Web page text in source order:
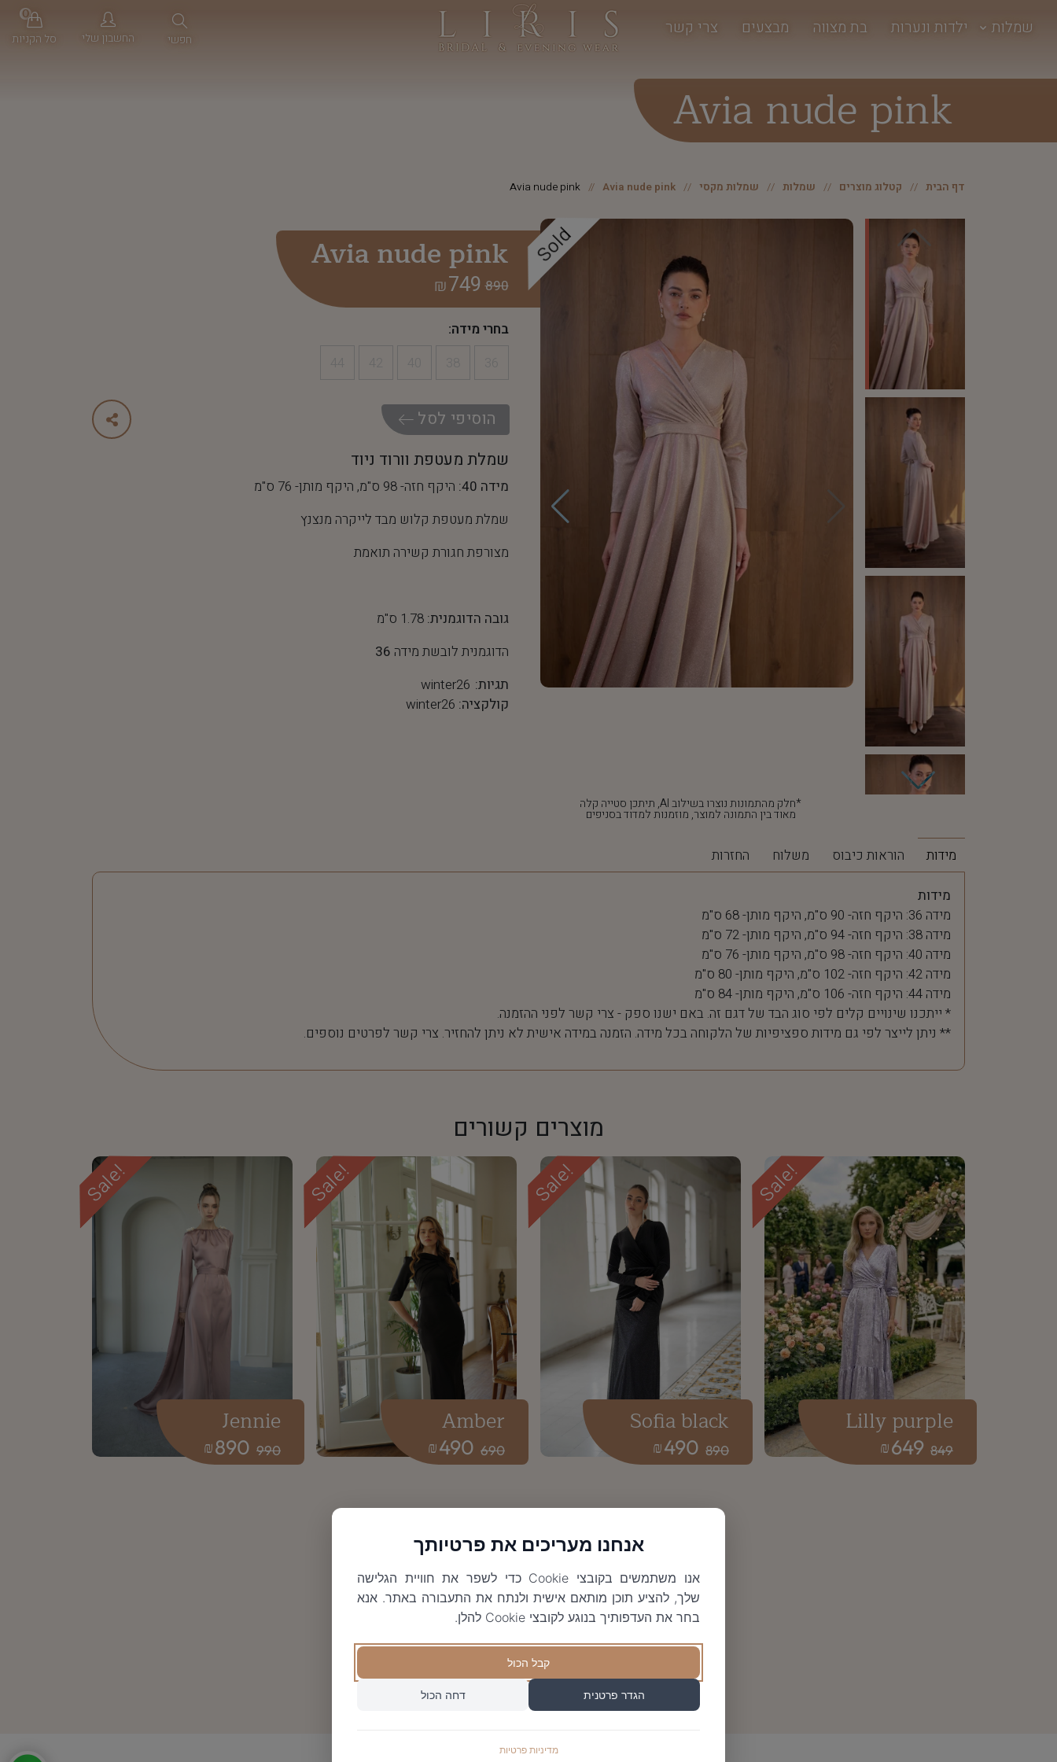
שמלות ילדות ונערות בת מצווה מבצעים צרי קשר
חפשי החשבון שלי סל הקניות
0
Avia nude pink
דף הבית קטלוג מוצרים שמלות שמלות מקסי Avia nude pink
Avia nude pink
Sold
*חלק מהתמונות נוצרו בשילוב AI, תיתכן סטייה קלה
מאוד בין התמונה למוצר, מוזמנות למדוד בסניפים
Avia nude pink
890
749
₪
בחרי מידה:
הוסיפי לסל
שמלת מעטפת וורוד ניוד
מידה 40:
היקף חזה- 98 ס"מ, היקף מותן- 76 ס"מ
שמלת מעטפת קלוש מבד לייקרה מנצנץ
מצורפת חגורת קשירה תואמת
גובה הדוגמנית:1.78 ס"מ
הדוגמנית לובשת מידה 36
תגיות: winter26
קולקציה: winter26
מידות הוראות כיבוס משלוח החזרות
מידות
מידה 36: היקף חזה- 90 ס"מ, היקף מותן- 68 ס"מ
מידה 38: היקף חזה- 94 ס"מ, היקף מותן- 72 ס"מ
מידה 40: היקף חזה- 98 ס"מ, היקף מותן- 76 ס"מ
מידה 42: היקף חזה- 102 ס"מ, היקף מותן- 80 ס"מ
מידה 44: היקף חזה- 106 ס"מ, היקף מותן- 84 ס"מ
* ייתכנו שינויים קלים לפי סוג הבד של דגם זה. באם ישנו ספק - צרי קשר לפני ההזמנה.
** ניתן לייצר לפי גם מידות ספציפיות של הלקוחה בכל מידה. הזמנה במידה אישית לא ניתן להחזיר. צרי קשר לפרטים נוספים.
מוצרים קשורים
Sale!
849
649
₪
Lilly purple
Sale!
890
490
₪
Sofia black
Sale!
690
490
₪
Amber
Sale!
990
890
₪
Jennie
אנחנו מעריכים את פרטיותך
אנו משתמשים בקובצי Cookie כדי לשפר את חוויית הגלישה
שלך, להציע תוכן מותאם אישית ולנתח את התעבורה באתר. אנא
בחר את העדפותיך בנוגע לקובצי Cookie להלן.
קבל הכול
הגדר פרטנית דחה הכול
מדיניות פרטיות